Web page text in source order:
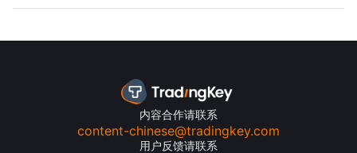
内容合作请联系
content-chinese@tradingkey.com
用户反馈请联系